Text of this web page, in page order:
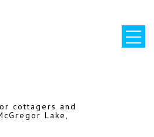
cottagers and
Lake,